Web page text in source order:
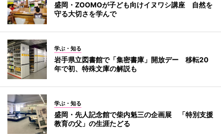
盛岡・ZOOMOが子ども向けイヌワシ講座 自然を
守る大切さを学んで
学ぶ・知る
岩手県立図書館で「集密書庫」開放デー 移転20
年で初、特殊文庫の解説も
学ぶ・知る
盛岡・先人記念館で柴内魁三の企画展 「特別支援
教育の父」の生涯たどる